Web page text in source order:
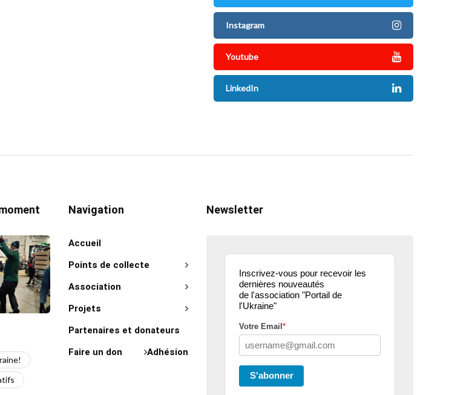
Instagram
Youtube
LinkedIn
"Ça leur donne de la
actualité
Kharkiv Public Art –
Navigation
Accueil
Points de collecte
Association
Projets
Partenaires et donateurs
Adhésion
Faire un don
Newsletter
Inscrivez-vous pour recevoir les
dernières nouveautés
de l'association "Portail de
l'Ukraine"
Votre Email *
S'abonner